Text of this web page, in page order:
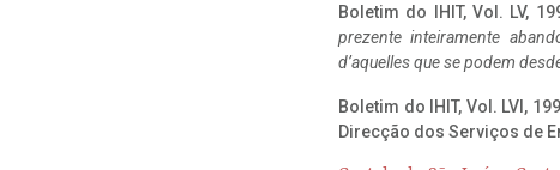
Boletim do IHIT, Vol. LV,
prezente inteiramente
d’aquelles que se podem
Boletim do IHIT, Vol. LVI,
Direcção dos Serviços de